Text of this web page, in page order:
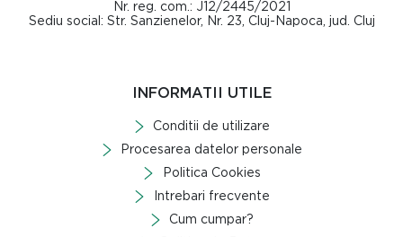
Nr. reg. com.: J12/2445/2021
Sediu social: Str. Sanzienelor, Nr. 23, Cluj-Napoca, jud. Cluj
INFORMATII UTILE
Conditii de utilizare
Procesarea datelor personale
Politica Cookies
Intrebari frecvente
Cum cumpar?